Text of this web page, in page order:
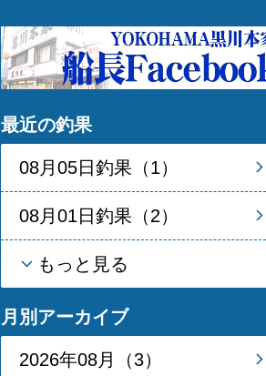
最近の釣果
08月05日釣果（1）
08月01日釣果（2）
もっと見る
月別アーカイブ
2026年08月（3）